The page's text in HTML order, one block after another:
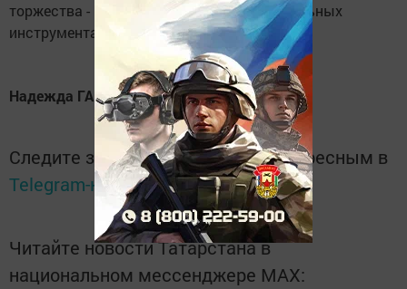
торжества - пели песни, играли на музыкальных
инструментах, исполняли частушки.
Надежда ГАРАЕВА
Следите за самым важным и интересным в
Telegram-каналеТатмедиа
Читайте новости Татарстана в
национальном мессенджере MАХ: